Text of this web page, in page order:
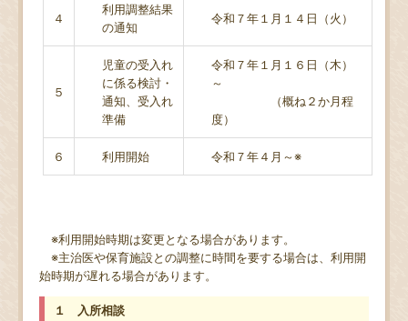
４
利用調整結果
の通知
令和７年１月１４日（火）
５
児童の受入れ
に係る検討・
通知、受入れ
準備
令和７年１月１６日（木）
～
（概ね２か月程
度）
６ 利用開始 令和７年４月～※
※利用開始時期は変更となる場合があります。
※主治医や保育施設との調整に時間を要する場合は、利用開
始時期が遅れる場合があります。
１ 入所相談